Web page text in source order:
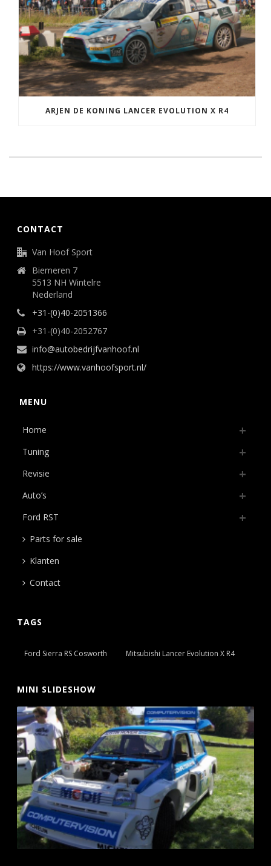
ARJEN DE KONING LANCER EVOLUTION X R4
CONTACT
Van Hoof Sport
Biemeren 7
5513 NH Wintelre
Nederland
+31-(0)40-2051366
+31-(0)40-2052767
info@autobedrijfvanhoof.nl
https://www.vanhoofsport.nl/
MENU
Home
Tuning
Revisie
Auto’s
Ford RST
Parts for sale
Klanten
Contact
TAGS
Ford Sierra RS Cosworth Mitsubishi Lancer Evolution X R4
MINI SLIDESHOW